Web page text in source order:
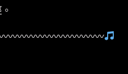
〰〰〰〰〰〰〰〰〰〰